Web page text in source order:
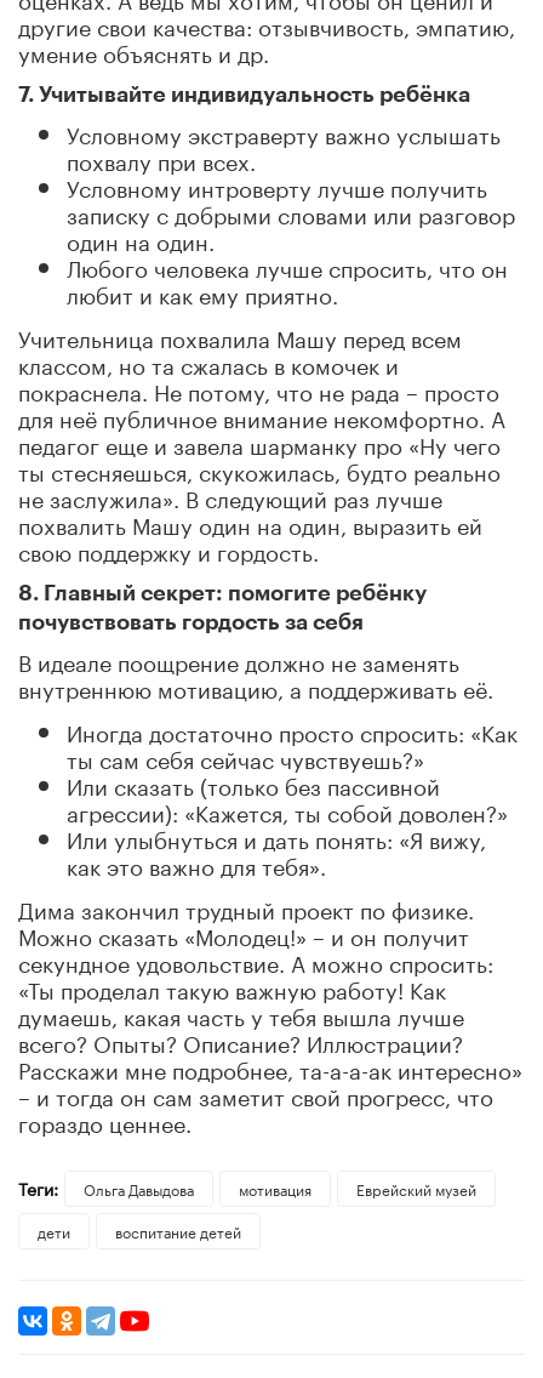
другие свои качества: отзывчивость, эмпатию,
умение объяснять и др.
7. Учитывайте индивидуальность ребёнка
Условному экстраверту важно услышать
похвалу при всех.
Условному интроверту лучше получить
записку с добрыми словами или разговор
один на один.
Любого человека лучше спросить, что он
любит и как ему приятно.
Учительница похвалила Машу перед всем
классом, но та сжалась в комочек и
покраснела. Не потому, что не рада – просто
для неё публичное внимание некомфортно. А
педагог еще и завела шарманку про «Ну чего
ты стесняешься, скукожилась, будто реально
не заслужила». В следующий раз лучше
похвалить Машу один на один, выразить ей
свою поддержку и гордость.
8. Главный секрет: помогите ребёнку
почувствовать гордость за себя
В идеале поощрение должно не заменять
внутреннюю мотивацию, а поддерживать её.
Иногда достаточно просто спросить: «Как
ты сам себя сейчас чувствуешь?»
Или сказать (только без пассивной
агрессии): «Кажется, ты собой доволен?»
Или улыбнуться и дать понять: «Я вижу,
как это важно для тебя».
Дима закончил трудный проект по физике.
Можно сказать «Молодец!» – и он получит
секундное удовольствие. А можно спросить:
«Ты проделал такую важную работу! Как
думаешь, какая часть у тебя вышла лучше
всего? Опыты? Описание? Иллюстрации?
Расскажи мне подробнее, та-а-а-ак интересно»
– и тогда он сам заметит свой прогресс, что
гораздо ценнее.
Теги: Ольга Давыдова мотивация
Еврейский музей
дети
воспитание детей